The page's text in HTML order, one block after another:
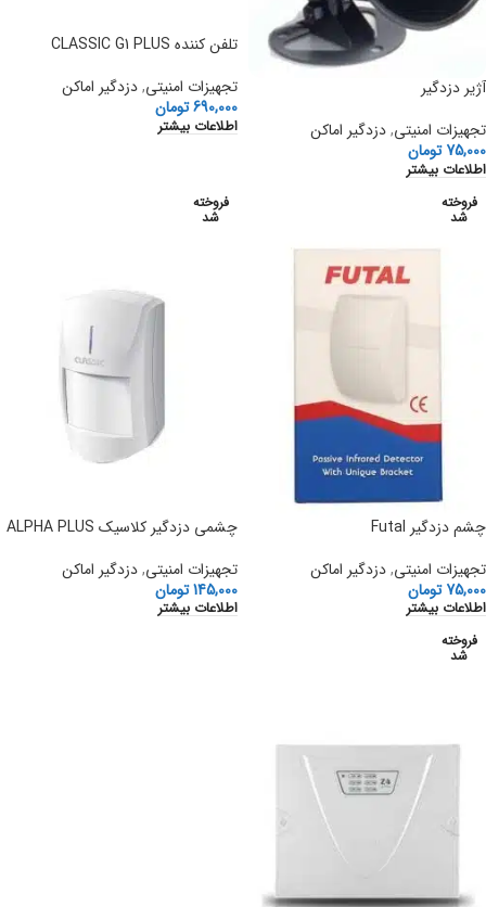
آژیر دزدگیر
تجهیزات امنیتی,دزدگیر اماکن
75,000 تومان
اطلاعات بیشتر
تلفن کننده CLASSIC G1 PLUS
تجهیزات امنیتی,دزدگیر اماکن
690,000تومان
اطلاعات بیشتر
فروخته
شد
چشم دزدگیر Futal
تجهیزات امنیتی,دزدگیر اماکن
75,000 تومان
اطلاعات بیشتر
فروخته
شد
چشمی دزدگیر کلاسیک ALPHA PLUS
تجهیزات امنیتی,دزدگیر اماکن
145,000تومان
اطلاعات بیشتر
فروخته
شد